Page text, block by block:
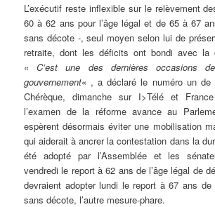
L’exécutif reste inflexible sur le relèvement
60 à 62 ans pour l’âge légal et de 65 à 67
sans décote -, seul moyen selon lui de
retraite, dont les déficits ont bondi avec la
«C’est une des dernières occasions
gouvernement« , a déclaré le numéro un de
Chérèque, dimanche sur I>Télé et
l’examen de la réforme avance au
espèrent désormais éviter une mobilisation
qui aiderait à ancrer la contestation dans la
été adopté par l’Assemblée et les
vendredi le report à 62 ans de l’âge légal de
devraient adopter lundi le report à 67 ans de
sans décote, l’autre mesure-phare.